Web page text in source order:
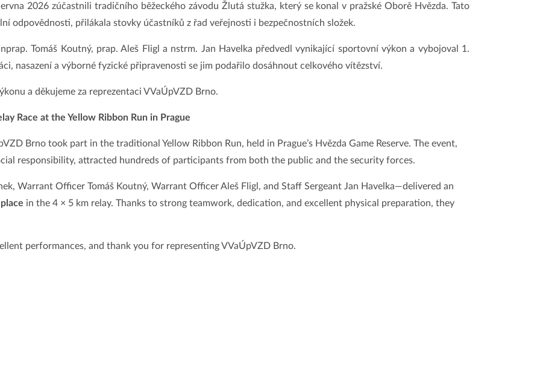
2026 zúčastnili tradičního běžeckého závodu Žlutá stužka, který se konal v pražské Oborě Hvězda. Tato
odpovědnosti, přilákala stovky účastníků z řad veřejnosti i bezpečnostních složek.
Tomáš Koutný, prap. Aleš Fligl a nstrm. Jan Havelka předvedl vynikající sportovní výkon a vybojoval 1.
nasazení a výborné fyzické připravenosti se jim podařilo dosáhnout celkového vítězství.
a děkujeme za reprezentaci VVaÚpVZD Brno.
Race at the Yellow Ribbon Run in Prague
Brno took part in the traditional Yellow Ribbon Run, held in Prague’s Hvězda Game Reserve. The event,
responsibility, attracted hundreds of participants from both the public and the security forces.
Warrant Officer Tomáš Koutný, Warrant Officer Aleš Fligl, and Staff Sergeant Jan Havelka—delivered an
in the 4 × 5 km relay. Thanks to strong teamwork, dedication, and excellent physical preparation, they
performances, and thank you for representing VVaÚpVZD Brno.